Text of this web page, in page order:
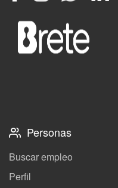
Personas
Buscar empleo
Perfil